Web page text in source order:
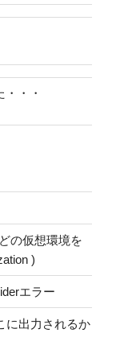
・・
の仮想環境を
)
エラー
に出力されるか